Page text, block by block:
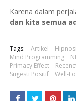
Karena dalam
dan kita semua
Tags: Artikel
Mind Programming
Primacy Effect
Sugesti Positif
Well-